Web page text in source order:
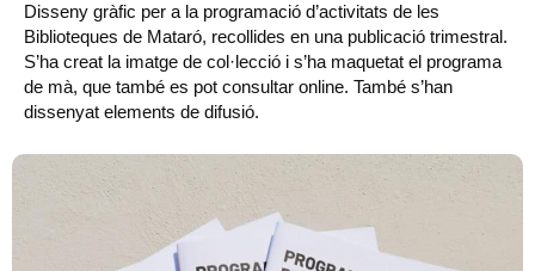
Disseny gràfic per a la programació d’activitats de les
Biblioteques de Mataró, recollides en una publicació trimestral.
S’ha creat la imatge de col·lecció i s’ha maquetat el programa
de mà, que també es pot consultar online. També s’han
dissenyat elements de difusió.